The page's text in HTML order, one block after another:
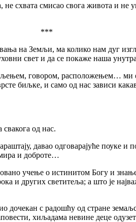
смисао свога живота и не
***
на Земљи, ма колико нам дуг
свет и да се покаже наша
говором, расположењем… ми
биљке, и само од нас зависи
од нас.
давао одговарајуће поуке и
и доброте…
учење о истинитом Богу и
и других светитеља; а што је
с радошћу од стране
хиљадама невине деце